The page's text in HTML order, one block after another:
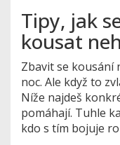
Tipy, jak
kousat
Zbavit se kousání
noc. Ale když to
Níže najdeš
pomáhají. Tuhle
kdo s tím bojuje